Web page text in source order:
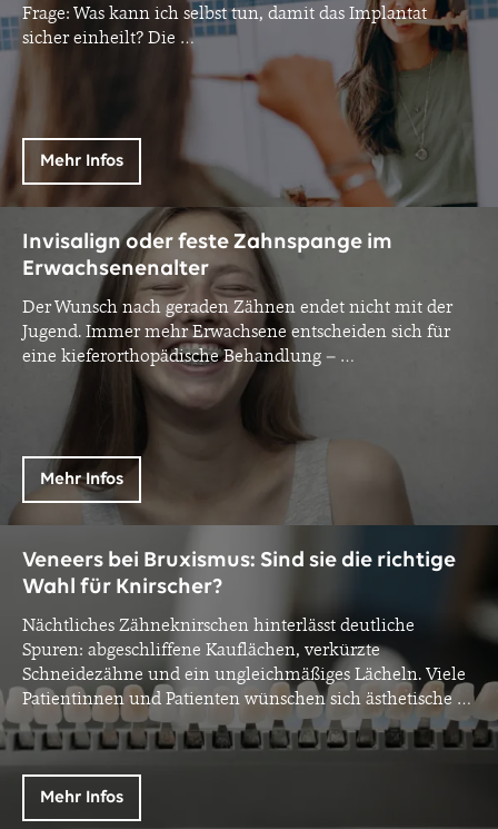
Frage: Was kann ich selbst tun, damit das Implantat
sicher einheilt? Die …
Mehr Infos
Invisalign oder feste Zahnspange im
Erwachsenenalter
Der Wunsch nach geraden Zähnen endet nicht mit der
Jugend. Immer mehr Erwachsene entscheiden sich für
eine kieferorthopädische Behandlung – …
Mehr Infos
Veneers bei Bruxismus: Sind sie die richtige
Wahl für Knirscher?
Nächtliches Zähneknirschen hinterlässt deutliche
Spuren: abgeschliffene Kauflächen, verkürzte
Schneidezähne und ein ungleichmäßiges Lächeln. Viele
Patientinnen und Patienten wünschen sich ästhetische …
Mehr Infos